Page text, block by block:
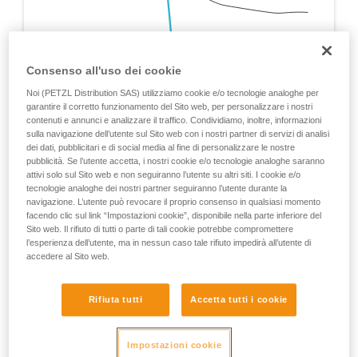
Consenso all'uso dei cookie
Noi (PETZL Distribution SAS) utilizziamo cookie e/o tecnologie analoghe per
garantire il corretto funzionamento del Sito web, per personalizzare i nostri
contenuti e annunci e analizzare il traffico. Condividiamo, inoltre, informazioni
sulla navigazione dell’utente sul Sito web con i nostri partner di servizi di analisi
dei dati, pubblicitari e di social media al fine di personalizzare le nostre
pubblicità. Se l’utente accetta, i nostri cookie e/o tecnologie analoghe saranno
attivi solo sul Sito web e non seguiranno l’utente su altri siti. I cookie e/o
tecnologie analoghe dei nostri partner seguiranno l’utente durante la
navigazione. L’utente può revocare il proprio consenso in qualsiasi momento
facendo clic sul link “Impostazioni cookie”, disponibile nella parte inferiore del
Sito web. Il rifiuto di tutti o parte di tali cookie potrebbe compromettere
l’esperienza dell’utente, ma in nessun caso tale rifiuto impedirà all’utente di
accedere al Sito web.
Rifiuta tutti Accetta tutti i cookie
Impostazioni cookie